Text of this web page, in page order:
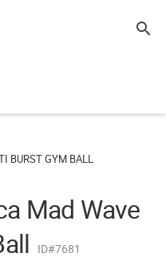
search
GYM BALL
Mad Wave
ID#7681